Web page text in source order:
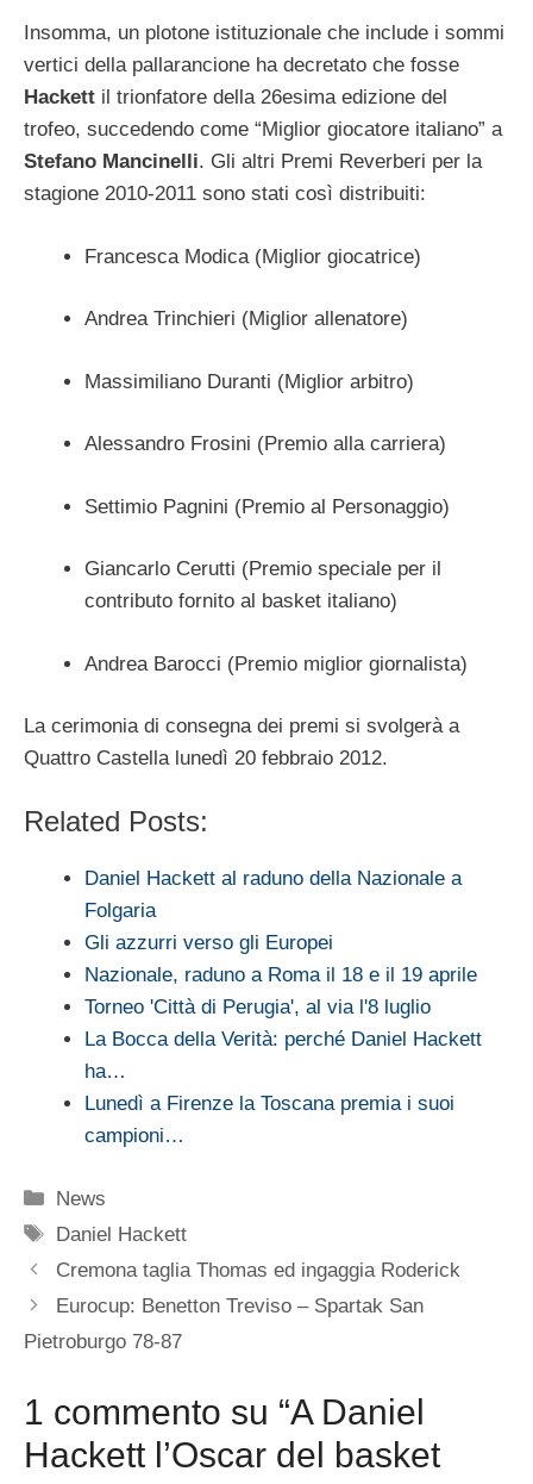
Insomma, un plotone istituzionale che include i sommi
vertici della pallarancione ha decretato che fosse
Hackett il trionfatore della 26esima edizione del
trofeo, succedendo come “Miglior giocatore italiano” a
Stefano Mancinelli. Gli altri Premi Reverberi per la
stagione 2010-2011 sono stati così distribuiti:
Francesca Modica (Miglior giocatrice)
Andrea Trinchieri (Miglior allenatore)
Massimiliano Duranti (Miglior arbitro)
Alessandro Frosini (Premio alla carriera)
Settimio Pagnini (Premio al Personaggio)
Giancarlo Cerutti (Premio speciale per il
contributo fornito al basket italiano)
Andrea Barocci (Premio miglior giornalista)
La cerimonia di consegna dei premi si svolgerà a
Quattro Castella lunedì 20 febbraio 2012.
Related Posts:
Daniel Hackett al raduno della Nazionale a
Folgaria
Gli azzurri verso gli Europei
Nazionale, raduno a Roma il 18 e il 19 aprile
Torneo 'Città di Perugia', al via l'8 luglio
La Bocca della Verità: perché Daniel Hackett
ha…
Lunedì a Firenze la Toscana premia i suoi
campioni…
Categorie
News
Tag
Daniel Hackett
Cremona taglia Thomas ed ingaggia Roderick
Eurocup: Benetton Treviso – Spartak San
Pietroburgo 78-87
1 commento su “A Daniel
Hackett l’Oscar del basket